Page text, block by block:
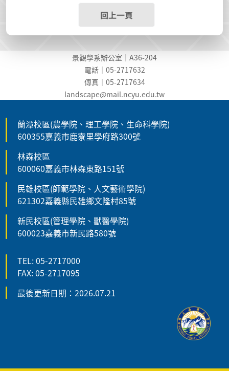
回上一頁
景觀學系辦公室｜A36-204
電話｜05-2717632
傳真｜05-2717634
landscape@mail.ncyu.edu.tw
蘭潭校區(農學院、理工學院、生命科學院)
600355嘉義市鹿寮里學府路300號
林森校區
600060嘉義市林森東路151號
民雄校區(師範學院、人文藝術學院)
621302嘉義縣民雄鄉文隆村85號
新民校區(管理學院、獸醫學院)
600023嘉義市新民路580號
TEL: 05-2717000
FAX: 05-2717095
最後更新日期：2026.07.21